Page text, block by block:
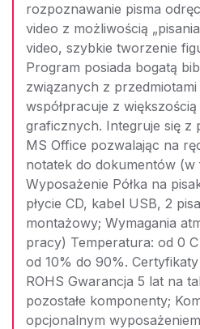
rozpoznawanie pisma
video z możliwością
video, szybkie tworzenie
Program posiada bogatą
związanych z
współpracuje z
graficznych. Integruje się z
MS Office pozwalając na
notatek do dokumentów (w
Wyposażenie Półka na
płycie CD, kabel USB, 2
montażowy; Wymagania
pracy) Temperatura: od 0
od 10% do 90%.
ROHS Gwarancja 5 lat na
pozostałe komponenty;
opcjonalnym